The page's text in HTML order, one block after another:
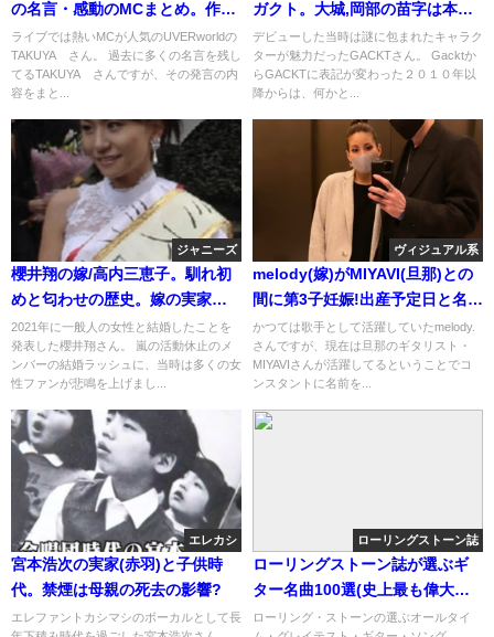
の名言・感動のMCまとめ。作詞
作曲の天才
ライブでは熱いMCが人気のUVERworldの
TAKUYA∞さん。 過去に多くの名言を残し
てるTAKUYA∞さんですが、その発言の内
容をまと...
ガクト。大城,岡部の苗字は本当
だが改名疑惑
デビューした当時は謎に包まれたキャラク
ターが魅力だったGACKTさん。 Gacktか
らGACKTに表記が変わった２０１０年以
降からは、何かと...
ジャニーズ
櫻井翔の嫁/高内三恵子。馴れ初
めと匂わせの歴史。嫁の実家は
焼肉屋?韓国人ではない
2021年に一般人の女性と結婚したことを
発表した櫻井翔さん。 嵐の活動休止のメ
ンバーの結婚ラッシュに、当時は多くの女
性ファンが悲鳴を上げまし...
ヴィジュアル系
melody(嫁)がMIYAVI(旦那)との
間に第3子妊娠!出産予定日と名前
は?[画像]
かつては歌手として活躍していたmelody.
さんですが、現在は旦那のギタリスト・
MIYAVIさんが活躍してるということでコ
ンスタントに名前を...
エレカシ
宮本浩次の実家(赤羽)と子供時
代。禁煙は母親の死去の影響?
エレファントカシマシのボーカルとして長
ローリングストーン誌
ローリングストーン誌が選ぶギ
ター名曲100選(史上最も偉大な
ｷﾞﾀｰｿﾝｸﾞ)
ローリング・ストーンの選ぶオールタイ